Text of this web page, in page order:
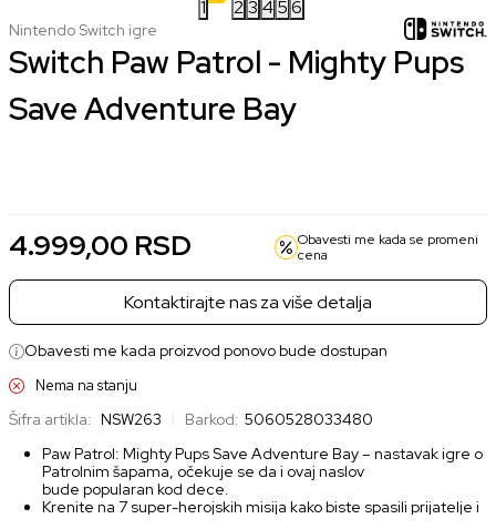
1 23 456
Nintendo Switch igre
Switch Paw Patrol - Mighty Pups
Save Adventure Bay
4.999,00 RSD
Obavesti me kada se promeni
cena
Kontaktirajte nas za više detalja
Obavesti me kada proizvod ponovo bude dostupan
Nema na stanju
Šifra artikla: NSW263 Barkod: 5060528033480
Paw Patrol: Mighty Pups Save Adventure Bay – nastavak igre o
Patrolnim šapama, očekuje se da i ovaj naslov
bude popularan kod dece.
Krenite na 7 super-herojskih misija kako biste spasili prijatelje i